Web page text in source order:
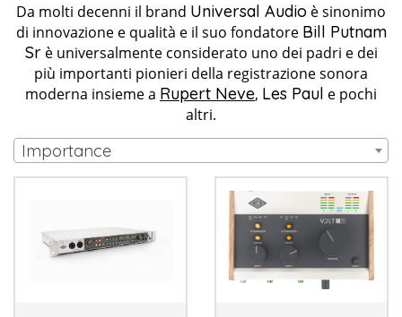
Da molti decenni il brand Universal Audio è sinonimo
di innovazione e qualità e il suo fondatore Bill Putnam
Srè universalmente considerato uno dei padri e dei
più importanti pionieri della registrazione sonora
moderna insieme a Rupert Neve, Les Paul e pochi
altri.
Importance